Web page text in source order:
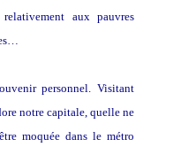
aux pauvres
personnel. Visitant
notre capitale, quelle ne
moquée dans le métro